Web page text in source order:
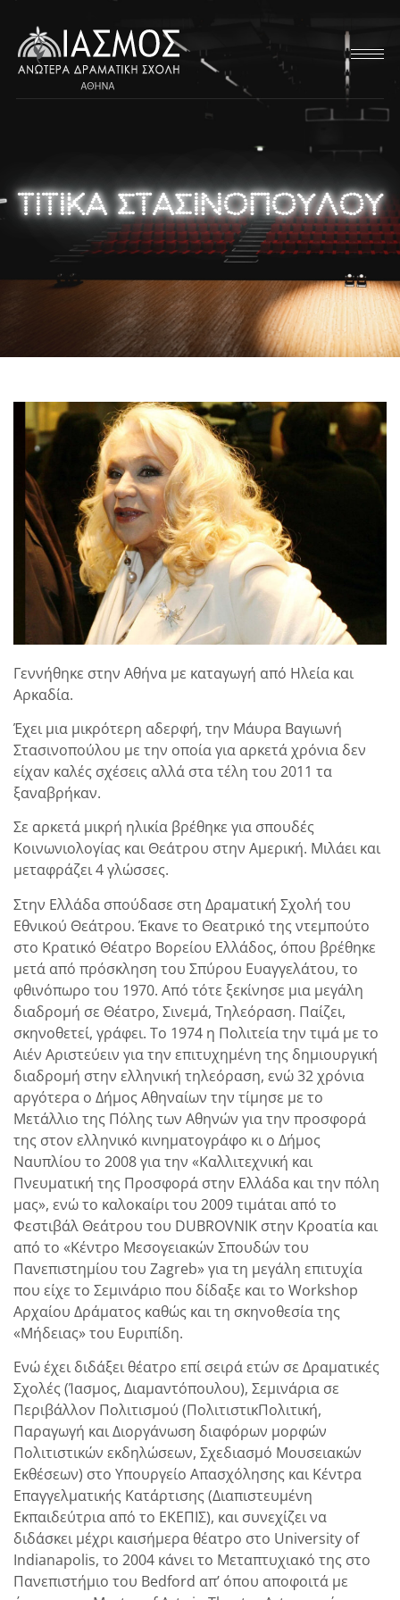
ΤΙΤΙΚΑ ΣΤΑΣΙΝΟΠΟΥΛΟΥ
Γεννήθηκε στην Αθήνα με καταγωγή από Ηλεία και
Αρκαδία.
Έχει μια μικρότερη αδερφή, την Μάυρα Βαγιωνή
Στασινοπούλου με την οποία για αρκετά χρόνια δεν
είχαν καλές σχέσεις αλλά στα τέλη του 2011 τα
ξαναβρήκαν.
Σε αρκετά μικρή ηλικία βρέθηκε για σπουδές
Κοινωνιολογίας και Θεάτρου στην Αμερική. Μιλάει και
μεταφράζει 4 γλώσσες.
Στην Ελλάδα σπούδασε στη Δραματική Σχολή του
Εθνικού Θεάτρου. Έκανε το Θεατρικό της ντεμπούτο
στο Κρατικό Θέατρο Βορείου Ελλάδος, όπου βρέθηκε
μετά από πρόσκληση του Σπύρου Ευαγγελάτου, το
φθινόπωρο του 1970. Από τότε ξεκίνησε μια μεγάλη
διαδρομή σε Θέατρο, Σινεμά, Τηλεόραση. Παίζει,
σκηνοθετεί, γράφει. Το 1974 η Πολιτεία την τιμά με το
Αιέν Αριστεύειν για την επιτυχημένη της δημιουργική
διαδρομή στην ελληνική τηλεόραση, ενώ 32 χρόνια
αργότερα ο Δήμος Αθηναίων την τίμησε με το
Μετάλλιο της Πόλης των Αθηνών για την προσφορά
της στον ελληνικό κινηματογράφο κι ο Δήμος
Ναυπλίου το 2008 για την «Καλλιτεχνική και
Πνευματική της Προσφορά στην Ελλάδα και την πόλη
μας», ενώ το καλοκαίρι του 2009 τιμάται από το
Φεστιβάλ Θεάτρου του DUBROVNIK στην Κροατία και
από το «Κέντρο Μεσογειακών Σπουδών του
Πανεπιστημίου του Zagreb» για τη μεγάλη επιτυχία
που είχε το Σεμινάριο που δίδαξε και το Workshop
Αρχαίου Δράματος καθώς και τη σκηνοθεσία της
«Μήδειας» του Ευριπίδη.
Ενώ έχει διδάξει θέατρο επί σειρά ετών σε Δραματικές
Σχολές (Ίασμος, Διαμαντόπουλου), Σεμινάρια σε
Περιβάλλον Πολιτισμού (ΠολιτιστικΠολιτική,
Παραγωγή και Διοργάνωση διαφόρων μορφών
Πολιτιστικών εκδηλώσεων, Σχεδιασμό Μουσειακών
Εκθέσεων) στο Υπουργείο Απασχόλησης και Κέντρα
Επαγγελματικής Κατάρτισης (Διαπιστευμένη
Εκπαιδεύτρια από το ΕΚΕΠΙΣ), και συνεχίζει να
διδάσκει μέχρι καισήμερα θέατρο στο University of
Indianapolis, το 2004 κάνει το Μεταπτυχιακό της στο
Πανεπιστήμιο του Bedford απ’ όπου αποφοιτά με